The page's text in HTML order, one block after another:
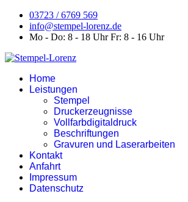
03723 / 6769 569
info@stempel-lorenz.de
Mo - Do: 8 - 18 Uhr Fr: 8 - 16 Uhr
Home
Leistungen
Stempel
Druckerzeugnisse
Vollfarbdigitaldruck
Beschriftungen
Gravuren und Laserarbeiten
Kontakt
Anfahrt
Impressum
Datenschutz